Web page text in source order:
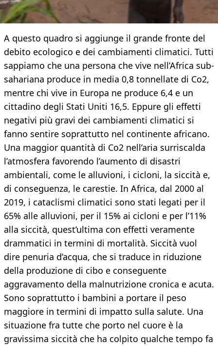
A questo quadro si aggiunge il grande fronte del
debito ecologico e dei cambiamenti climatici. Tutti
sappiamo che una persona che vive nell’Africa sub-
sahariana produce in media 0,8 tonnellate di Co2,
mentre chi vive in Europa ne produce 6,4 e un
cittadino degli Stati Uniti 16,5. Eppure gli effetti
negativi più gravi dei cambiamenti climatici si
fanno sentire soprattutto nel continente africano.
Una maggior quantità di Co2 nell’aria surriscalda
l’atmosfera favorendo l’aumento di disastri
ambientali, come le alluvioni, i cicloni, la siccità e,
di conseguenza, le carestie. In Africa, dal 2000 al
2019, i cataclismi climatici sono stati legati per il
65% alle alluvioni, per il 15% ai cicloni e per l’11%
alla siccità, quest’ultima con effetti veramente
drammatici in termini di mortalità. Siccità vuol
dire penuria d’acqua, che si traduce in riduzione
della produzione di cibo e conseguente
aggravamento della malnutrizione cronica e acuta.
Sono soprattutto i bambini a portare il peso
maggiore in termini di impatto sulla salute. Una
situazione fra tutte che porto nel cuore è la
gravissima siccità che ha colpito qualche tempo fa